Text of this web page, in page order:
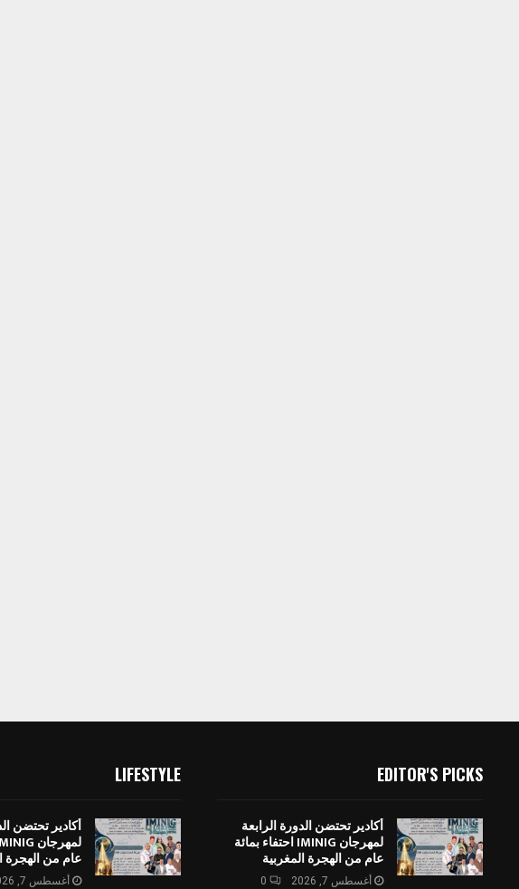
EDITOR'S PICKS
أكادير تحتضن الدورة الرابعة
لمهرجان IMINIG احتفاء بمائة
عام من الهجرة المغربية
أغسطس 7, 2026 0
LIFESTYLE
أكادير تحتضن
عام من الهجرة
أغسطس 7, 2026